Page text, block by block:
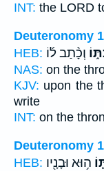
INT: the LORD
Deuteronomy
HEB: וְכָ֨תַב ל֜וֹ
NAS: on the
KJV: upon the
write
INT: on the
Deuteronomy
HEB: ה֥וּא וּבָנָ֖יו